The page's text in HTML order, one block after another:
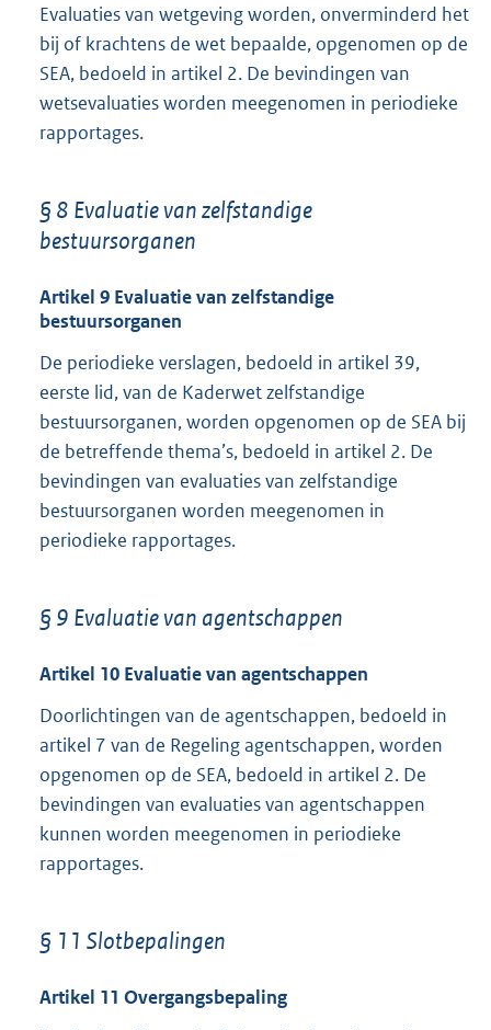
Evaluaties van wetgeving worden, onverminderd het
bij of krachtens de wet bepaalde, opgenomen op de
SEA, bedoeld in artikel 2. De bevindingen van
wetsevaluaties worden meegenomen in periodieke
rapportages.
§ 8 Evaluatie van zelfstandige
bestuursorganen
Artikel 9 Evaluatie van zelfstandige
bestuursorganen
De periodieke verslagen, bedoeld in artikel 39,
eerste lid, van de Kaderwet zelfstandige
bestuursorganen, worden opgenomen op de SEA bij
de betreffende thema’s, bedoeld in artikel 2. De
bevindingen van evaluaties van zelfstandige
bestuursorganen worden meegenomen in
periodieke rapportages.
§ 9 Evaluatie van agentschappen
Artikel 10 Evaluatie van agentschappen
Doorlichtingen van de agentschappen, bedoeld in
artikel 7 van de Regeling agentschappen, worden
opgenomen op de SEA, bedoeld in artikel 2. De
bevindingen van evaluaties van agentschappen
kunnen worden meegenomen in periodieke
rapportages.
§ 11 Slotbepalingen
Artikel 11 Overgangsbepaling